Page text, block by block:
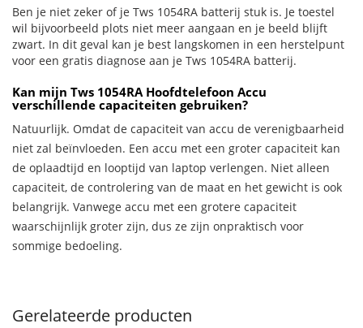
Ben je niet zeker of je Tws 1054RA batterij stuk is. Je toestel
wil bijvoorbeeld plots niet meer aangaan en je beeld blijft
zwart. In dit geval kan je best langskomen in een herstelpunt
voor een gratis diagnose aan je Tws 1054RA batterij.
Kan mijn Tws 1054RA Hoofdtelefoon Accu
verschillende capaciteiten gebruiken?
Natuurlijk. Omdat de capaciteit van accu de verenigbaarheid
niet zal beïnvloeden. Een accu met een groter capaciteit kan
de oplaadtijd en looptijd van laptop verlengen. Niet alleen
capaciteit, de controlering van de maat en het gewicht is ook
belangrijk. Vanwege accu met een grotere capaciteit
waarschijnlijk groter zijn, dus ze zijn onpraktisch voor
sommige bedoeling.
Gerelateerde producten